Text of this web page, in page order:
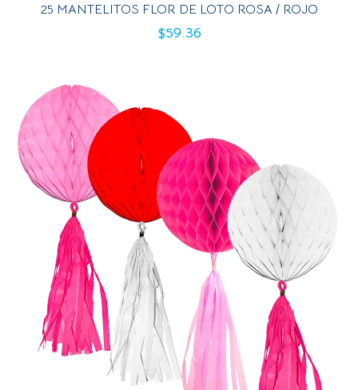
25 MANTELITOS FLOR DE LOTO ROSA / ROJO
$59.36